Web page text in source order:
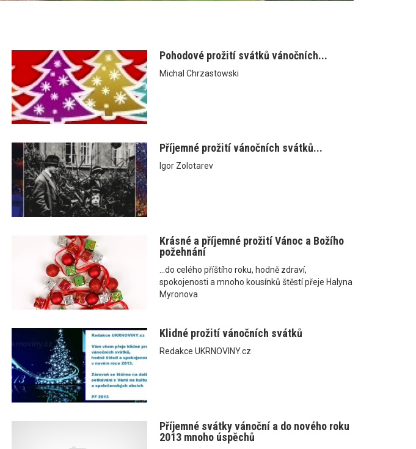
Pohodové prožití svátků vánočních...
Michal Chrzastowski
Příjemné prožití vánočních svátků...
Igor Zolotarev
Krásné a příjemné prožití Vánoc a Božího
požehnání
...do celého příštího roku, hodně zdraví,
spokojenosti a mnoho kousínků štěstí přeje Halyna
Myronova
Klidné prožití vánočních svátků
Redakce UKRNOVINY.cz
Příjemné svátky vánoční a do nového roku
2013 mnoho úspěchů